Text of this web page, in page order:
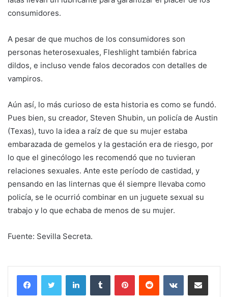
consumidores.
A pesar de que muchos de los consumidores son
personas heterosexuales, Fleshlight también fabrica
dildos, e incluso vende falos decorados con detalles de
vampiros.
Aún así, lo más curioso de esta historia es como se fundó.
Pues bien, su creador, Steven Shubin, un policía de Austin
(Texas), tuvo la idea a raíz de que su mujer estaba
embarazada de gemelos y la gestación era de riesgo, por
lo que el ginecólogo les recomendó que no tuvieran
relaciones sexuales. Ante este período de castidad, y
pensando en las linternas que él siempre llevaba como
policía, se le ocurrió combinar en un juguete sexual su
trabajo y lo que echaba de menos de su mujer.
Fuente: Sevilla Secreta.